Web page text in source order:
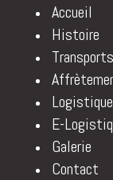
Accueil
Histoire
E-
Galerie
Contact